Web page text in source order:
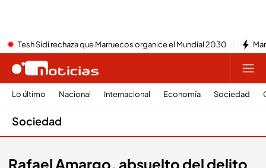
Tesh Sidi rechaza que Marruecos organice el Mundial 2030
Lo último Nacional Internacional Economía Sociedad
Sociedad
Rafael Amargo, absuelto del delito